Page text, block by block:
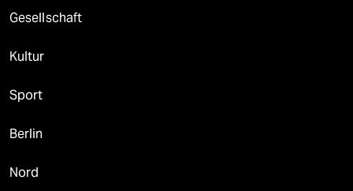
Gesellschaft
Kultur
Sport
Berlin
Nord